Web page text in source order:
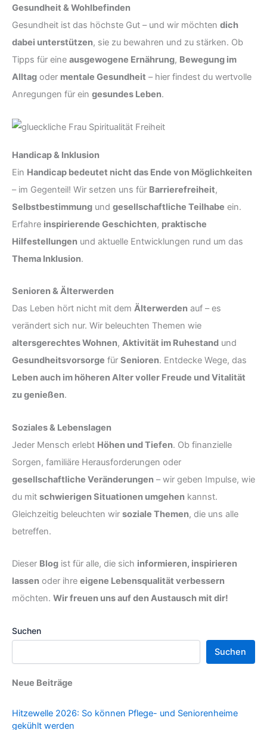
Gesundheit & Wohlbefinden
Gesundheit ist das höchste Gut – und wir möchten dich
dabei unterstützen, sie zu bewahren und zu stärken. Ob
Tipps für eine ausgewogene Ernährung, Bewegung im
Alltag oder mentale Gesundheit – hier findest du wertvolle
Anregungen für ein gesundes Leben.
Handicap & Inklusion
Ein Handicap bedeutet nicht das Ende von Möglichkeiten
– im Gegenteil! Wir setzen uns für Barrierefreiheit,
Selbstbestimmung und gesellschaftliche Teilhabe ein.
Erfahre inspirierende Geschichten, praktische
Hilfestellungen und aktuelle Entwicklungen rund um das
Thema Inklusion.
Senioren & Älterwerden
Das Leben hört nicht mit dem Älterwerden auf – es
verändert sich nur. Wir beleuchten Themen wie
altersgerechtes Wohnen, Aktivität im Ruhestand und
Gesundheitsvorsorge für Senioren. Entdecke Wege, das
Leben auch im höheren Alter voller Freude und Vitalität
zu genießen.
Soziales & Lebenslagen
Jeder Mensch erlebt Höhen und Tiefen. Ob finanzielle
Sorgen, familiäre Herausforderungen oder
gesellschaftliche Veränderungen – wir geben Impulse, wie
du mit schwierigen Situationen umgehen kannst.
Gleichzeitig beleuchten wir soziale Themen, die uns alle
betreffen.
Dieser Blog ist für alle, die sich informieren, inspirieren
lassen oder ihre eigene Lebensqualität verbessern
möchten. Wir freuen uns auf den Austausch mit dir!
Suchen
Suchen
Neue Beiträge
Hitzewelle 2026: So können Pflege- und Seniorenheime
gekühlt werden